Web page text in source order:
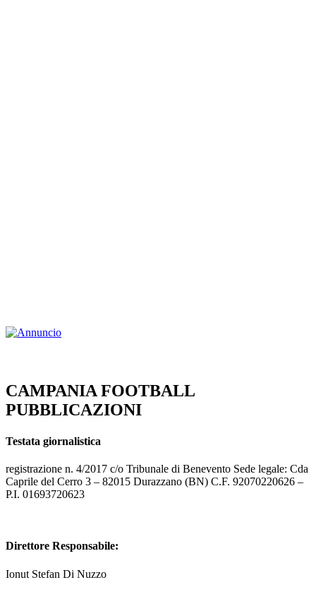
CAMPANIA FOOTBALL
PUBBLICAZIONI
Testata giornalistica
registrazione n. 4/2017 c/o Tribunale di Benevento Sede legale: Cda
Caprile del Cerro 3 – 82015 Durazzano (BN) C.F. 92070220626 –
P.I. 01693720623
Direttore Responsabile:
Ionut Stefan Di Nuzzo